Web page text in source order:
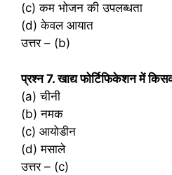
(c) कम भोजन की उपलब्धता
(d) केवल आयात
उत्तर – (b)
प्रश्‍न 7. खाद्य फोर्टिफिकेशन में
(a) चीनी
(b) नमक
(c) आयोडीन
(d) मसाले
उत्तर – (c)